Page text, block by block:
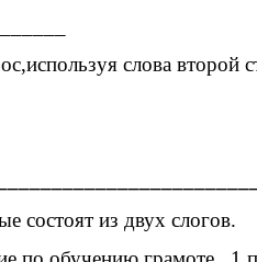
слова второй
состоят из двух слогов.